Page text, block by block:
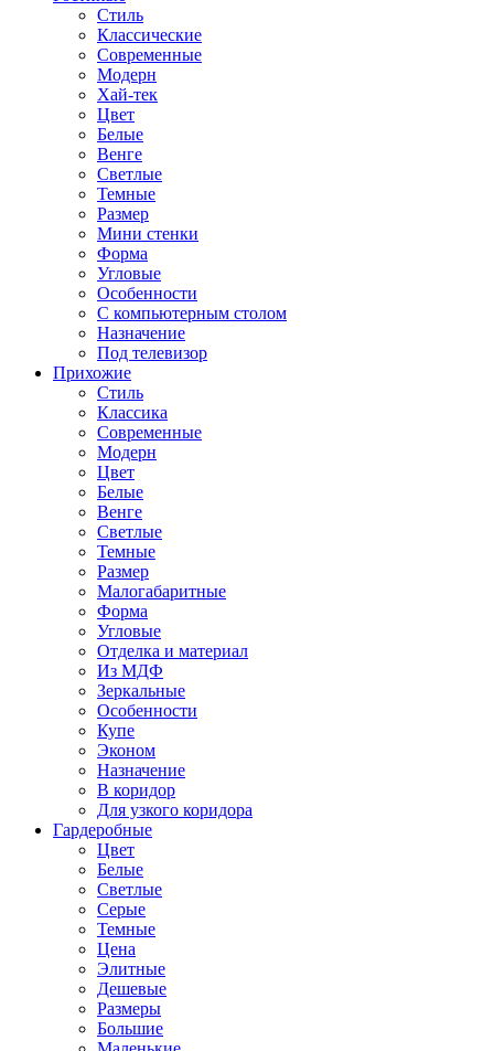
Стиль
Классические
Современные
Модерн
Хай-тек
Цвет
Белые
Венге
Светлые
Темные
Размер
Мини стенки
Форма
Угловые
Особенности
С компьютерным столом
Назначение
Под телевизор
Прихожие
Стиль
Классика
Современные
Модерн
Цвет
Белые
Венге
Светлые
Темные
Размер
Малогабаритные
Форма
Угловые
Отделка и материал
Из МДФ
Зеркальные
Особенности
Купе
Эконом
Назначение
В коридор
Для узкого коридора
Гардеробные
Цвет
Белые
Светлые
Серые
Темные
Цена
Элитные
Дешевые
Размеры
Большие